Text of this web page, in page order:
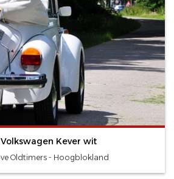
Volkswagen Kever wit
Oldtimers - Hoogblokland